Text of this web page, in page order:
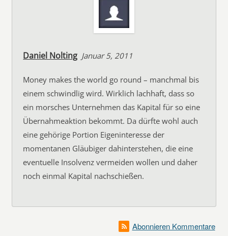
Daniel Nolting Januar 5, 2011
Money makes the world go round – manchmal bis
einem schwindlig wird. Wirklich lachhaft, dass so
ein morsches Unternehmen das Kapital für so eine
Übernahmeaktion bekommt. Da dürfte wohl auch
eine gehörige Portion Eigeninteresse der
momentanen Gläubiger dahinterstehen, die eine
eventuelle Insolvenz vermeiden wollen und daher
noch einmal Kapital nachschießen.
Abonnieren Kommentare